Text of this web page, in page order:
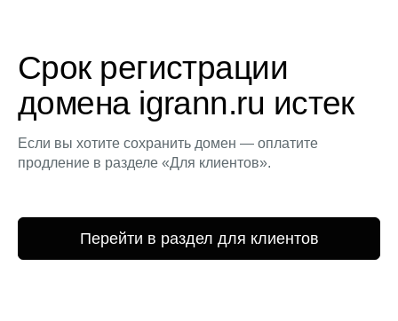
Срок регистрации
домена igrann.ru истек
Если вы хотите сохранить домен — оплатите
продление в разделе «Для клиентов».
Перейти в раздел для клиентов